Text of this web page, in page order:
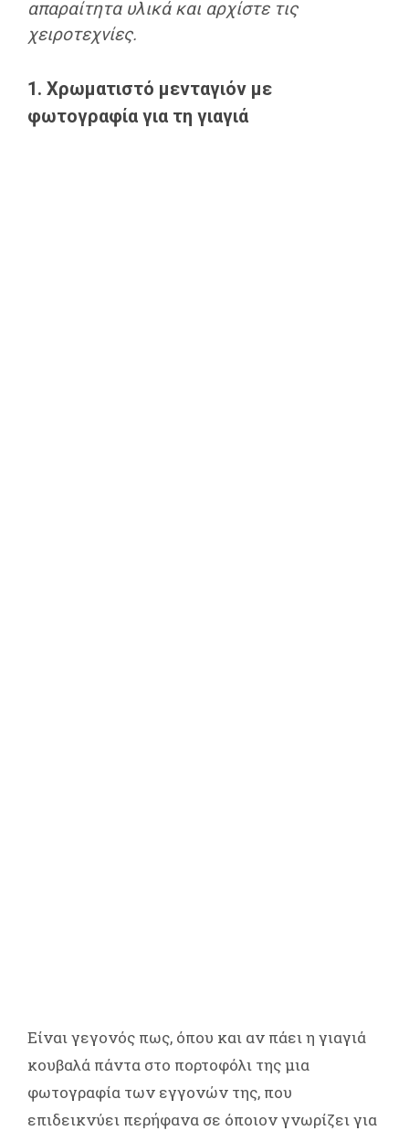
απαραίτητα υλικά και αρχίστε τις
χειροτεχνίες.
1. Χρωματιστό μενταγιόν με
φωτογραφία για τη γιαγιά
Είναι γεγονός πως, όπου και αν πάει η γιαγιά
κουβαλά πάντα στο πορτοφόλι της μια
φωτογραφία των εγγονών της, που
επιδεικνύει περήφανα σε όποιον γνωρίζει για